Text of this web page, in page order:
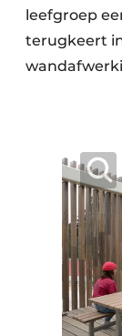
leefgroep
terugkeert